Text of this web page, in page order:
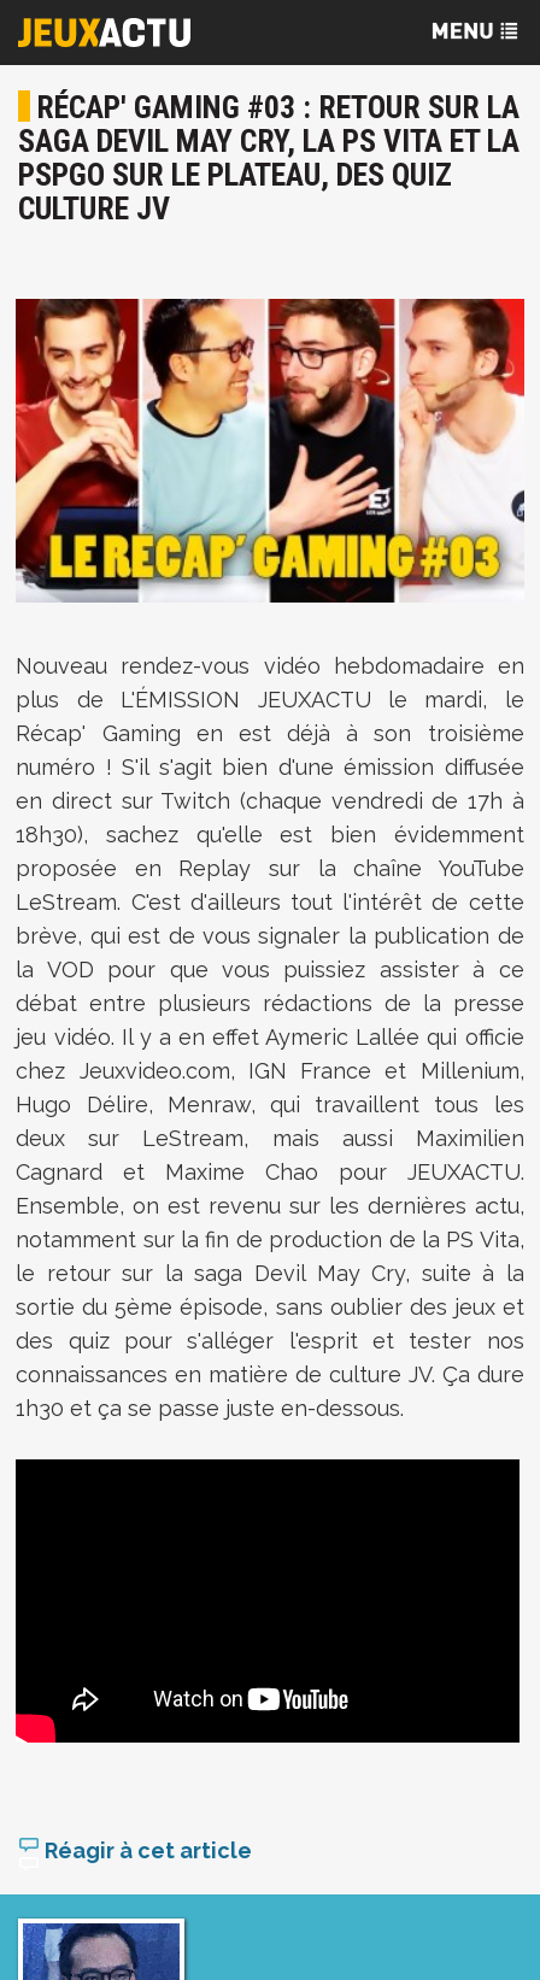
RÉCAP' GAMING #03 : RETOUR SUR LA
SAGA DEVIL MAY CRY, LA PS VITA ET LA
PSPGO SUR LE PLATEAU, DES QUIZ
CULTURE JV
Nouveau rendez-vous vidéo hebdomadaire en
plus de L'ÉMISSION JEUXACTU le mardi, le
Récap' Gaming en est déjà à son troisième
numéro ! S'il s'agit bien d'une émission diffusée
en direct sur Twitch (chaque vendredi de 17h à
18h30), sachez qu'elle est bien évidemment
proposée en Replay sur la chaîne YouTube
LeStream. C'est d'ailleurs tout l'intérêt de cette
brève, qui est de vous signaler la publication de
la VOD pour que vous puissiez assister à ce
débat entre plusieurs rédactions de la presse
jeu vidéo. Il y a en effet Aymeric Lallée qui officie
chez Jeuxvideo.com, IGN France et Millenium,
Hugo Délire, Menraw, qui travaillent tous les
deux sur LeStream, mais aussi Maximilien
Cagnard et Maxime Chao pour JEUXACTU.
Ensemble, on est revenu sur les dernières actu,
notamment sur la fin de production de la PS Vita,
le retour sur la saga Devil May Cry, suite à la
sortie du 5ème épisode, sans oublier des jeux et
des quiz pour s'alléger l'esprit et tester nos
connaissances en matière de culture JV. Ça dure
1h30 et ça se passe juste en-dessous.
Réagir à cet article